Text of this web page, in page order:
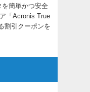
を簡単かつ安全
「Acronis True
割引クーポンを